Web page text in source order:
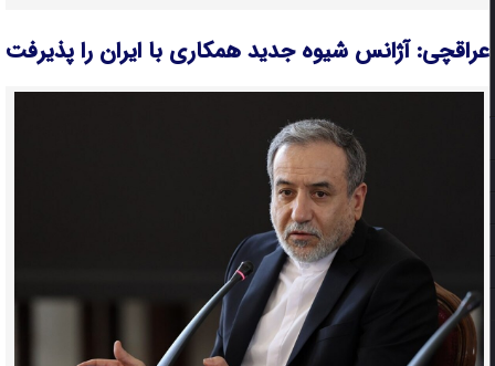
عراقچی: آژانس شیوه جدید همکاری با ایران را پذیرفت